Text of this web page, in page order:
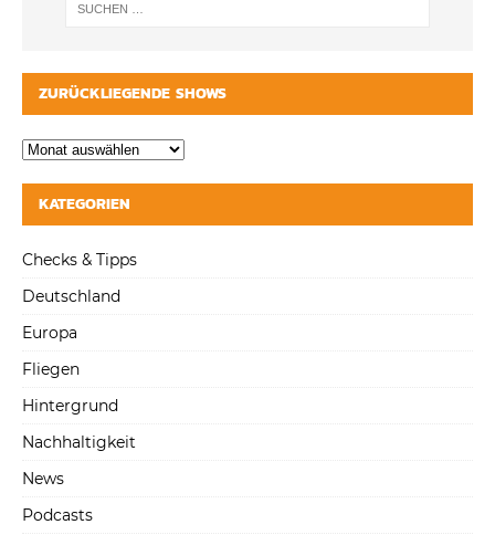
ZURÜCKLIEGENDE SHOWS
KATEGORIEN
Checks & Tipps
Deutschland
Europa
Fliegen
Hintergrund
Nachhaltigkeit
News
Podcasts